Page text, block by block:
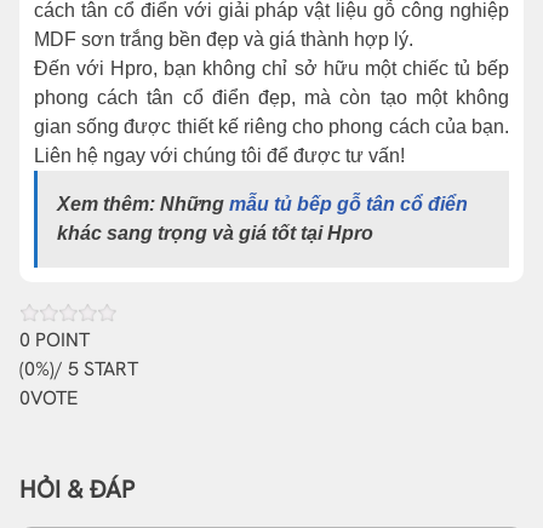
cách tân cổ điển với giải pháp vật liệu gỗ công nghiệp
MDF sơn trắng bền đẹp và giá thành hợp lý.
Đến với Hpro, bạn không chỉ sở hữu một chiếc tủ bếp
phong cách tân cổ điển đẹp, mà còn tạo một không
gian sống được thiết kế riêng cho phong cách của bạn.
Liên hệ ngay với chúng tôi để được tư vấn!
Xem thêm: Những mẫu tủ bếp gỗ tân cổ điển
khác sang trọng và giá tốt tại Hpro
0 POINT
(0%)/ 5 START
0VOTE
HỎI & ĐÁP